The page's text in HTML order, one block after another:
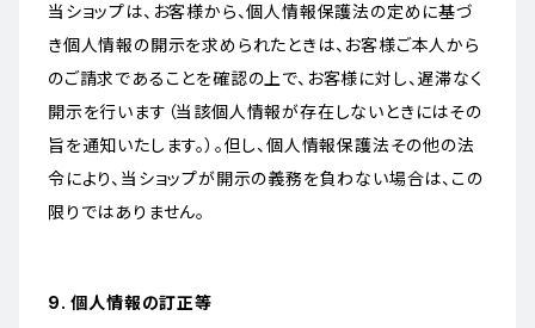
当ショップは、お客様から、個人情報保護法の定めに基づ
き個人情報の開示を求められたときは、お客様ご本人から
のご請求であることを確認の上で、お客様に対し、遅滞なく
開示を行います（当該個人情報が存在しないときにはその
旨を通知いたします。）。但し、個人情報保護法その他の法
令により、当ショップが開示の義務を負わない場合は、この
限りではありません。
9. 個人情報の訂正等